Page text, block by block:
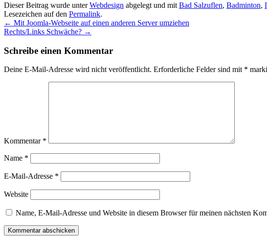
Dieser Beitrag wurde unterWebdesign abgelegt und mit Bad Salzuflen, Badminton,
Lesezeichen auf den Permalink.
← Mit Joomla-Webseite auf einen anderen Server umziehen
Rechts/Links Schwäche? →
Schreibe einen Kommentar
Deine E-Mail-Adresse wird nicht veröffentlicht. Erforderliche Felder sind mit *
Kommentar *
Name *
E-Mail-Adresse *
Website
Name, E-Mail-Adresse und Website in diesem Browser für meinen nächsten